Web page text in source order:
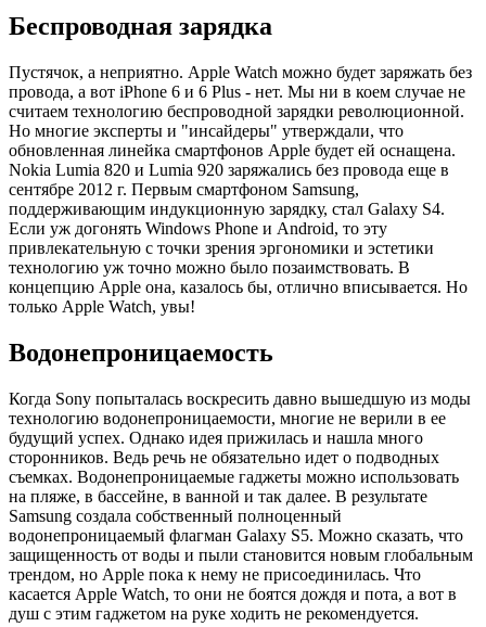
Беспроводная зарядка
Пустячок, а неприятно. Apple Watch можно будет заряжать без
провода, а вот iPhone 6 и 6 Plus - нет. Мы ни в коем случае не
считаем технологию беспроводной зарядки революционной.
Но многие эксперты и "инсайдеры" утверждали, что
обновленная линейка смартфонов Apple будет ей оснащена.
Nokia Lumia 820 и Lumia 920 заряжались без провода еще в
сентябре 2012 г. Первым смартфоном Samsung,
поддерживающим индукционную зарядку, стал Galaxy S4.
Если уж догонять Windows Phone и Android, то эту
привлекательную с точки зрения эргономики и эстетики
технологию уж точно можно было позаимствовать. В
концепцию Apple она, казалось бы, отлично вписывается. Но
только Apple Watch, увы!
Водонепроницаемость
Когда Sony попыталась воскресить давно вышедшую из моды
технологию водонепроницаемости, многие не верили в ее
будущий успех. Однако идея прижилась и нашла много
сторонников. Ведь речь не обязательно идет о подводных
съемках. Водонепроницаемые гаджеты можно использовать
на пляже, в бассейне, в ванной и так далее. В результате
Samsung создала собственный полноценный
водонепроницаемый флагман Galaxy S5. Можно сказать, что
защищенность от воды и пыли становится новым глобальным
трендом, но Apple пока к нему не присоединилась. Что
касается Apple Watch, то они не боятся дождя и пота, а вот в
душ с этим гаджетом на руке ходить не рекомендуется.